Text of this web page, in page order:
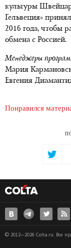
культуры
Гельвеция»
2016 года, чтобы
обмена с Россией.
Менеджеры
Мария
Евгения
Понравился
© 2012—2026 Colta.ru. Все